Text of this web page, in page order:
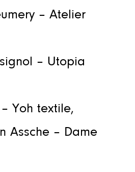
– Atelier
– Utopia
Yoh textile,
Assche – Dame